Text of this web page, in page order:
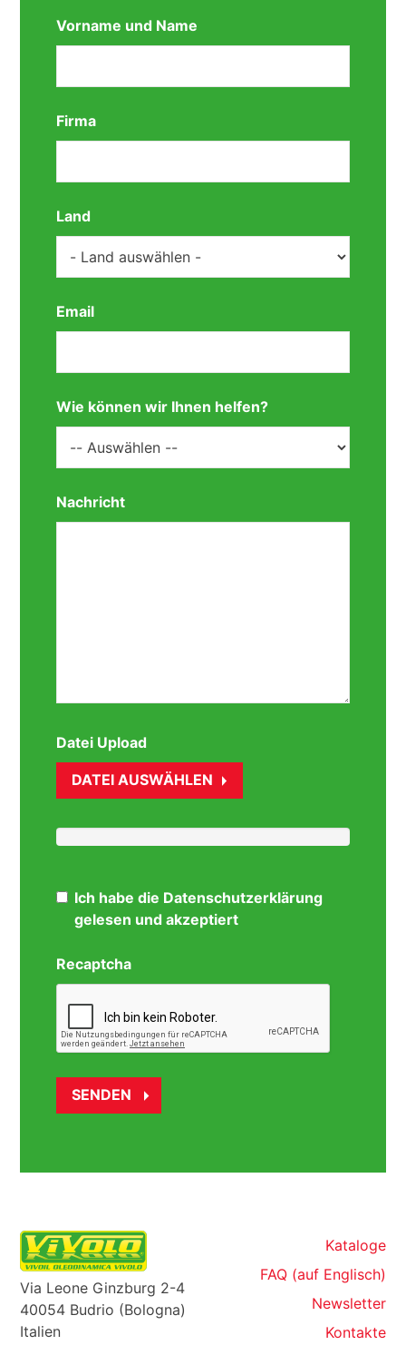
Vorname und Name
Firma
Land
Email
Wie können wir Ihnen helfen?
Nachricht
Datei Upload
DATEI AUSWÄHLEN
Ich habe die Datenschutzerklärung
gelesen und akzeptiert
Recaptcha
Via Leone Ginzburg 2-4
40054 Budrio (Bologna)
Italien
Kataloge
FAQ (auf Englisch)
Newsletter
Kontakte